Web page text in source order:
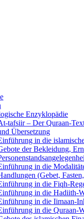
Enzyklopädie
tafsiir – Der Quraan-
Übersetzung
in die
der Bekleidung,
in die
(Gebet,
in die Fiqh-
in die Hadiith-
in die Iimaan-
in die Quraan-